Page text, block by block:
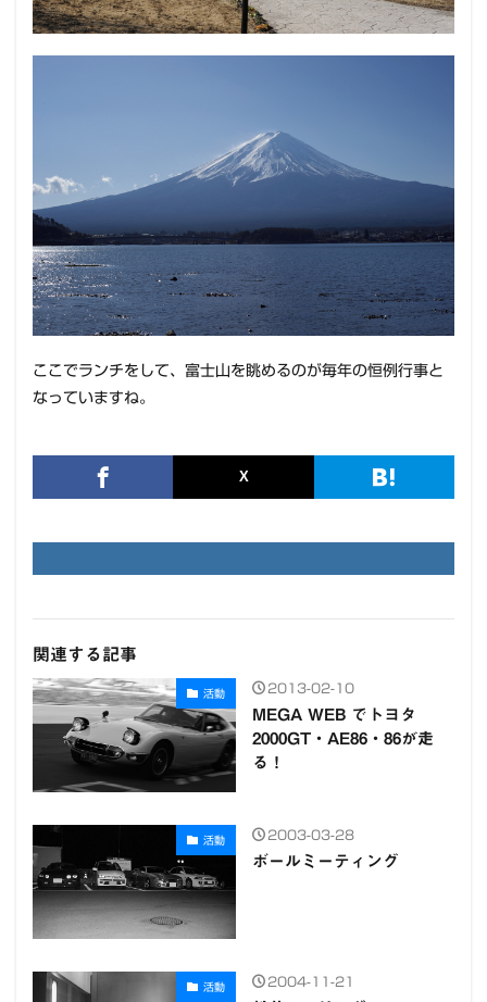
ここでランチをして、富士山を眺めるのが毎年の恒例行事と
なっていますね。
関連する記事
活動 2013-02-10
MEGA WEB でトヨタ
2000GT・AE86・86が走
る！
活動 2003-03-28
ボールミーティング
活動 2004-11-21